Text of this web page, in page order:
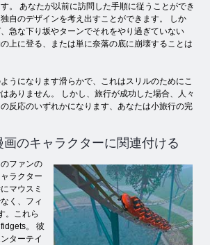
。 あなたが以前に訪問した手順に従うことができ
自のデザインを考え出すことができます。 しか
急な下り坂やターンでそれをやり過ぎていない
上に登る、または単に奈落の底に崩壊することは
うになります滑らかで、これはスリルのためにこ
ありません。 しかし、旅行が成功した場合、人々
反応のいずれかになります、あなたは小旅行の完
のキャラクターに関連付ける
ファンの
ラクター
マウスミ
く、フィ
。これら
。 彼
ターテイ